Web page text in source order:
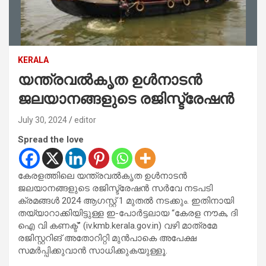
KERALA
യന്ത്രവൽകൃത ഉൾനാടൻ
ജലയാനങ്ങളുടെ രജിസ്ട്രേഷൻ
July 30, 2024 editor
Spread the love
കേരളത്തിലെ യന്ത്രവൽകൃത ഉൾനാടൻ
ജലയാനങ്ങളുടെ രജിസ്ട്രേഷൻ സർവേ നടപടി
ക്രമങ്ങൾ 2024 ആഗസ്റ്റ് 1 മുതൽ നടക്കും. ഇതിനായി
തയ്യാറാക്കിയിട്ടുള്ള ഇ-പോർട്ടലായ “കേരള നൗക, ദി
ഐ വി കണക്ട്” (iv.kmb.kerala.gov.in) വഴി മാത്രമേ
രജിസ്റ്ററിങ് അതോറിറ്റി മുൻപാകെ അപേക്ഷ
സമർപ്പിക്കുവാൻ സാധിക്കുകയുള്ളൂ.